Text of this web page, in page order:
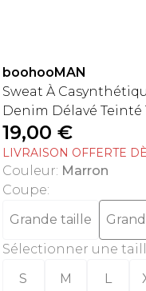
boohooMAN
Sweat À
Denim Délavé Teinté
19,00 €
LIVRAISON OFFERTE
Couleur: Marron
Coupe:
Grande taille
Sélectionner une
S
M L